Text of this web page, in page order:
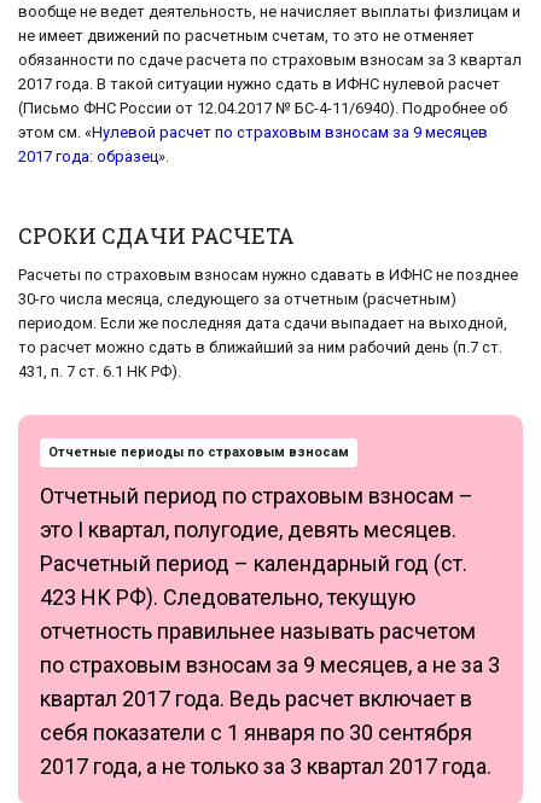
вообще не ведет деятельность, не начисляет выплаты физлицам и
не имеет движений по расчетным счетам, то это не отменяет
обязанности по сдаче расчета по страховым взносам за 3 квартал
2017 года. В такой ситуации нужно сдать в ИФНС нулевой расчет
(Письмо ФНС России от 12.04.2017 № БС-4-11/6940). Подробнее об
этом см. «Нулевой расчет по страховым взносам за 9 месяцев
2017 года: образец».
СРОКИ СДАЧИ РАСЧЕТА
Расчеты по страховым взносам нужно сдавать в ИФНС не позднее
30-го числа месяца, следующего за отчетным (расчетным)
периодом. Если же последняя дата сдачи выпадает на выходной,
то расчет можно сдать в ближайший за ним рабочий день (п.7 ст.
431, п. 7 ст. 6.1 НК РФ).
Отчетные периоды по страховым взносам
Отчетный период по страховым взносам –
это I квартал, полугодие, девять месяцев.
Расчетный период – календарный год (ст.
423 НК РФ). Следовательно, текущую
отчетность правильнее называть расчетом
по страховым взносам за 9 месяцев, а не за 3
квартал 2017 года. Ведь расчет включает в
себя показатели с 1 января по 30 сентября
2017 года, а не только за 3 квартал 2017 года.